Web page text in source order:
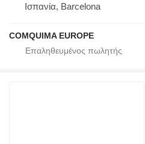
Ισπανία, Barcelona
COMQUIMA EUROPE